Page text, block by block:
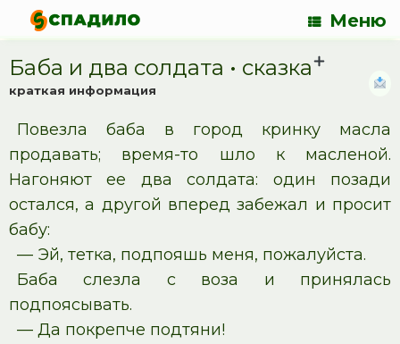
Меню
Баба и два солдата • cказка
краткая информация
Повезла баба в город кринку масла
продавать; время-то шло к масленой.
Нагоняют ее два солдата: один позади
остался, а другой вперед забежал и просит
бабу:
— Эй, тетка, подпояшь меня, пожалуйста.
Баба слезла с воза и принялась
подпоясывать.
— Да покрепче подтяни!